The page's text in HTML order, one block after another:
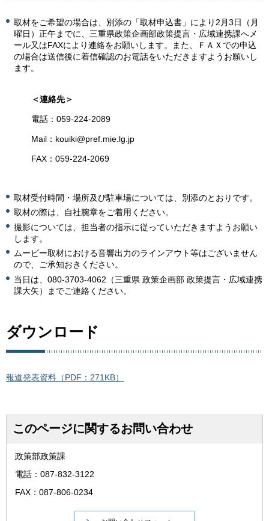
取材をご希望の場合は、別添の「取材申込書」により2月3日（月
曜日）正午までに、三重県政策企画部政策提言・広域連携課へメ
ール又はFAXにより連絡をお願いします。また、ＦＡＸでの申込
の場合は送信後に着信確認のお電話をいただきますようお願いし
ます。
＜連絡先＞
電話：059-224-2089
Mail：kouiki@pref.mie.lg.jp
FAX：059-224-2069
取材受付時間・場所及び駐車場については、別添のとおりです。
取材の際は、自社腕章をご着用ください。
撮影については、担当者の指示に従っていただきますようお願い
します。
ムービー取材における音響出力のラインアウト等はございません
ので、ご承知おきください。
当日は、080-3703-4062（三重県 政策企画部 政策提言・広域連携
課大矢）までご連絡ください。
ダウンロード
報道発表資料（PDF：271KB）
このページに関するお問い合わせ
政策部政策課
電話：087-832-3122
FAX：087-806-0234